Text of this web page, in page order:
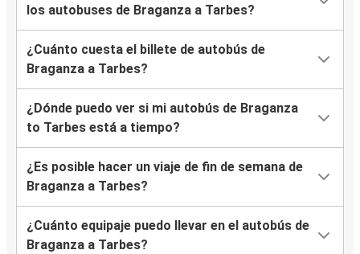
los autobuses de Braganza a Tarbes?
¿Cuánto cuesta el billete de autobús de
Braganza a Tarbes?
¿Dónde puedo ver si mi autobús de Braganza
to Tarbes está a tiempo?
¿Es posible hacer un viaje de fin de semana de
Braganza a Tarbes?
¿Cuánto equipaje puedo llevar en el autobús de
Braganza a Tarbes?